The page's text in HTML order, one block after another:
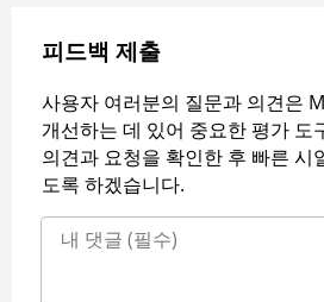
피드백 제출
사용자 여러분의 질문과 의견은
개선하는 데 있어 중요한 평가 도
의견과 요청을 확인한 후 빠른 시
도록 하겠습니다.